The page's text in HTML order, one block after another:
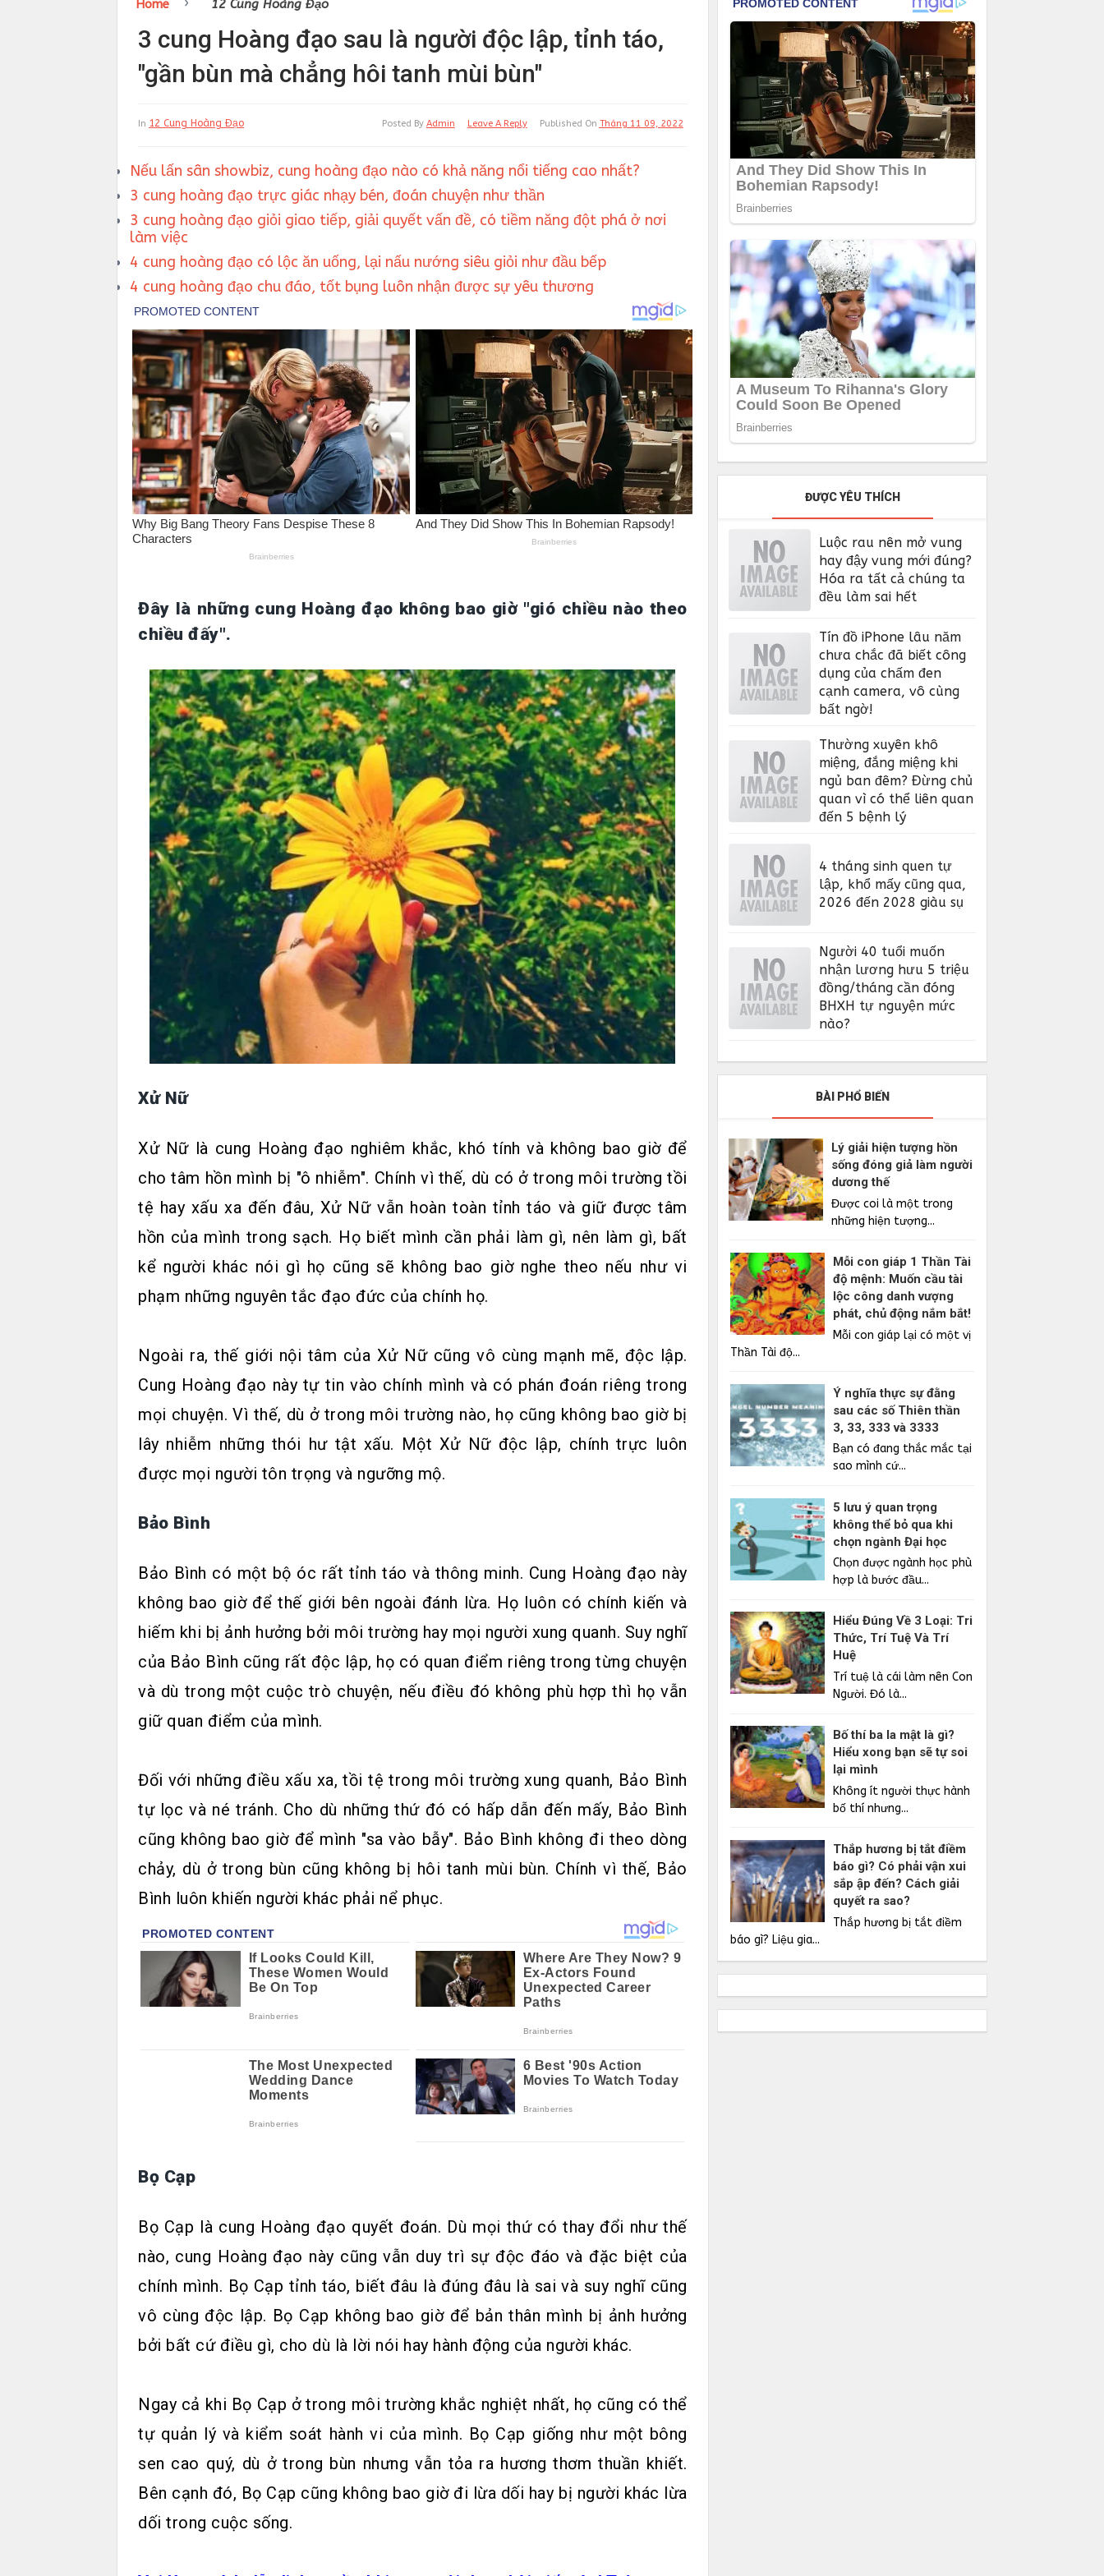
Home 12 Cung Hoàng Đạo
3 cung Hoàng đạo sau là người độc lập, tỉnh táo,
"gần bùn mà chẳng hôi tanh mùi bùn"
In 12 Cung Hoàng Đạo Published On Tháng 11 09, 2022
Leave A Reply
Posted By Admin
Nếu lấn sân showbiz, cung hoàng đạo nào có khả năng nổi tiếng cao nhất?
3 cung hoàng đạo trực giác nhạy bén, đoán chuyện như thần
3 cung hoàng đạo giỏi giao tiếp, giải quyết vấn đề, có tiềm năng đột phá ở nơi
làm việc
4 cung hoàng đạo có lộc ăn uống, lại nấu nướng siêu giỏi như đầu bếp
4 cung hoàng đạo chu đáo, tốt bụng luôn nhận được sự yêu thương
Đây là những cung Hoàng đạo không bao giờ "gió chiều nào theo
chiều đấy".
Xử Nữ
Xử Nữ là cung Hoàng đạo nghiêm khắc, khó tính và không bao giờ để
cho tâm hồn mình bị "ô nhiễm". Chính vì thế, dù có ở trong môi trường tồi
tệ hay xấu xa đến đâu, Xử Nữ vẫn hoàn toàn tỉnh táo và giữ được tâm
hồn của mình trong sạch. Họ biết mình cần phải làm gì, nên làm gì, bất
kể người khác nói gì họ cũng sẽ không bao giờ nghe theo nếu như vi
phạm những nguyên tắc đạo đức của chính họ.
Ngoài ra, thế giới nội tâm của Xử Nữ cũng vô cùng mạnh mẽ, độc lập.
Cung Hoàng đạo này tự tin vào chính mình và có phán đoán riêng trong
mọi chuyện. Vì thế, dù ở trong môi trường nào, họ cũng không bao giờ bị
lây nhiễm những thói hư tật xấu. Một Xử Nữ độc lập, chính trực luôn
được mọi người tôn trọng và ngưỡng mộ.
Bảo Bình
Bảo Bình có một bộ óc rất tỉnh táo và thông minh. Cung Hoàng đạo này
không bao giờ để thế giới bên ngoài đánh lừa. Họ luôn có chính kiến và
hiếm khi bị ảnh hưởng bởi môi trường hay mọi người xung quanh. Suy nghĩ
của Bảo Bình cũng rất độc lập, họ có quan điểm riêng trong từng chuyện
và dù trong một cuộc trò chuyện, nếu điều đó không phù hợp thì họ vẫn
giữ quan điểm của mình.
Đối với những điều xấu xa, tồi tệ trong môi trường xung quanh, Bảo Bình
tự lọc và né tránh. Cho dù những thứ đó có hấp dẫn đến mấy, Bảo Bình
cũng không bao giờ để mình "sa vào bẫy". Bảo Bình không đi theo dòng
chảy, dù ở trong bùn cũng không bị hôi tanh mùi bùn. Chính vì thế, Bảo
Bình luôn khiến người khác phải nể phục.
Bọ Cạp
Bọ Cạp là cung Hoàng đạo quyết đoán. Dù mọi thứ có thay đổi như thế
nào, cung Hoàng đạo này cũng vẫn duy trì sự độc đáo và đặc biệt của
chính mình. Bọ Cạp tỉnh táo, biết đâu là đúng đâu là sai và suy nghĩ cũng
vô cùng độc lập. Bọ Cạp không bao giờ để bản thân mình bị ảnh hưởng
bởi bất cứ điều gì, cho dù là lời nói hay hành động của người khác.
Ngay cả khi Bọ Cạp ở trong môi trường khắc nghiệt nhất, họ cũng có thể
tự quản lý và kiểm soát hành vi của mình. Bọ Cạp giống như một bông
sen cao quý, dù ở trong bùn nhưng vẫn tỏa ra hương thơm thuần khiết.
Bên cạnh đó, Bọ Cạp cũng không bao giờ đi lừa dối hay bị người khác lừa
dối trong cuộc sống.
ĐƯỢC YÊU THÍCH
Luộc rau nên mở vung
hay đậy vung mới đúng?
Hóa ra tất cả chúng ta
đều làm sai hết
Tín đồ iPhone lâu năm
chưa chắc đã biết công
dụng của chấm đen
cạnh camera, vô cùng
bất ngờ!
Thường xuyên khô
miệng, đắng miệng khi
ngủ ban đêm? Đừng chủ
quan vì có thể liên quan
đến 5 bệnh lý
4 tháng sinh quen tự
lập, khổ mấy cũng qua,
2026 đến 2028 giàu sụ
Người 40 tuổi muốn
nhận lương hưu 5 triệu
đồng/tháng cần đóng
BHXH tự nguyện mức
nào?
BÀI PHỔ BIẾN
Lý giải hiện tượng hồn
sống đóng giả làm người
dương thế
Được coi là một trong
những hiện tượng...
Mỗi con giáp 1 Thần Tài
độ mệnh: Muốn cầu tài
lộc công danh vượng
phát, chủ động nắm bắt!
Mỗi con giáp lại có một vị
Thần Tài độ...
Ý nghĩa thực sự đằng
sau các số Thiên thần
3, 33, 333 và 3333
Bạn có đang thắc mắc tại
sao mình cứ...
5 lưu ý quan trọng
không thể bỏ qua khi
chọn ngành Đại học
Chọn được ngành học phù
hợp là bước đầu...
Hiểu Đúng Về 3 Loại: Tri
Thức, Trí Tuệ Và Trí
Huệ
Trí tuệ là cái làm nên Con
Người. Đó là...
Bố thí ba la mật là gì?
Hiểu xong bạn sẽ tự soi
lại mình
Không ít người thực hành
bố thí nhưng...
Thắp hương bị tắt điềm
báo gì? Có phải vận xui
sắp ập đến? Cách giải
quyết ra sao?
Thắp hương bị tắt điềm
báo gì? Liệu gia...